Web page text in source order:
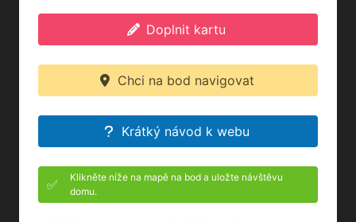
Doplnit kartu
Chci na bod navigovat
Krátký návod k webu
✅
Klikněte níže na mapě na bod a uložte návštěvu
domu.